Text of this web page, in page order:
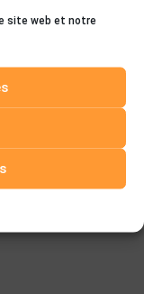
site web et notre
tout le